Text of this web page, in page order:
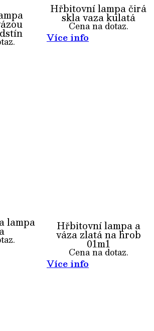
Hřbitovní lampa čirá
skla vaza kulatá
Cena na dotaz.
Více info
lampa Hřbitovní lampa a
váza zlatá na hrob
01m1
Cena na dotaz.
Více info